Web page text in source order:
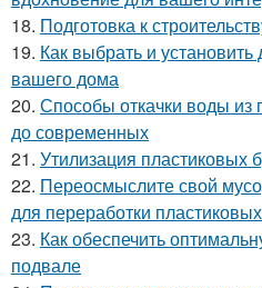
18. Подготовка к
19. Как выбрать и
вашего дома
20. Способы откачки воды из
до современных
21. Утилизация пластиковых
22. Переосмыслите свой
для переработки
23. Как обеспечить
подвале